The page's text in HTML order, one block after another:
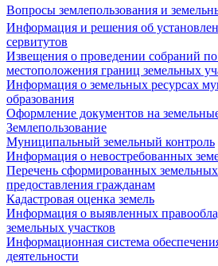
Вопросы землепользования и
Информация и решения об
сервитутов
Извещения о проведении собраний
местоположения границ земельных
Информация о земельных ресурсах
образования
Оформление документов на
Землепользование
Муниципальный земельный контроль
Информация о невостребованных
Перечень сформированных земельных
предоставления гражданам
Кадастровая оценка земель
Информация о выявленных
земельных участков
Информационная система
деятельности